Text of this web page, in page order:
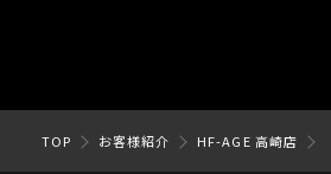
TOP お客様紹介 HF-AGE 高崎店